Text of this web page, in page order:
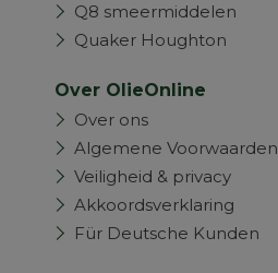
Q8 smeermiddelen
Quaker Houghton
Over OlieOnline
Over ons
Algemene Voorwaarden
Veiligheid & privacy
Akkoordsverklaring
Für Deutsche Kunden